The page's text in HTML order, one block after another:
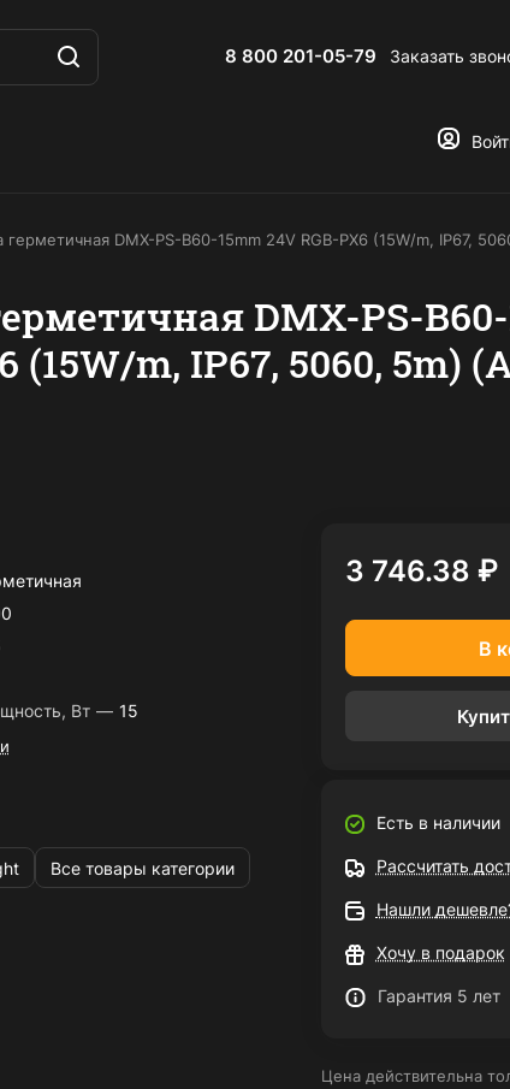
8 800 201-05-79 Заказать
герметичная DMX-PS-B60-15mm 24V RGB-PX6 (15W/m, IP67,
DMX-PS-
(15W/m, IP67, 5060, 5m)
Вт — 15
Все товары категории
3 746.38 ₽
В
Есть в наличии
Рассчитать
Нашли
Хочу в подарок
Гарантия 5 лет
Цена действительна